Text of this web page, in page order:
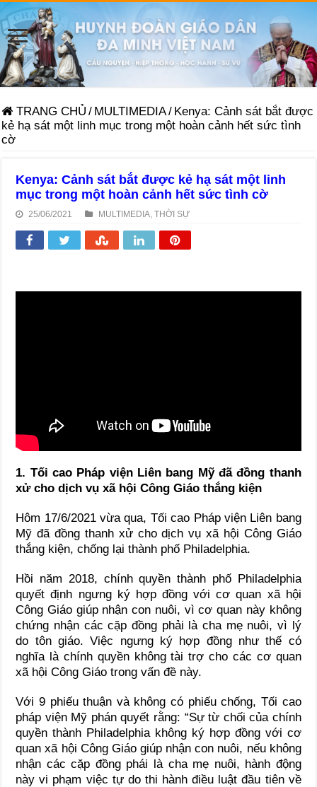
TRANG CHỦ / MULTIMEDIA/ Kenya: Cảnh sát bắt được
kẻ hạ sát một linh mục trong một hoàn cảnh hết sức tình
cờ
Kenya: Cảnh sát bắt được kẻ hạ sát một linh
mục trong một hoàn cảnh hết sức tình cờ
25/06/2021 MULTIMEDIA ,THỜI SỰ
1. Tối cao Pháp viện Liên bang Mỹ đã đồng thanh
xử cho dịch vụ xã hội Công Giáo thắng kiện
Hôm 17/6/2021 vừa qua, Tối cao Pháp viện Liên bang
Mỹ đã đồng thanh xử cho dịch vụ xã hội Công Giáo
thắng kiện, chống lại thành phố Philadelphia.
Hồi năm 2018, chính quyền thành phố Philadelphia
quyết định ngưng ký hợp đồng với cơ quan xã hội
Công Giáo giúp nhận con nuôi, vì cơ quan này không
chứng nhận các cặp đồng phải là cha mẹ nuôi, vì lý
do tôn giáo. Việc ngưng ký hợp đồng như thế có
nghĩa là chính quyền không tài trợ cho các cơ quan
xã hội Công Giáo trong vấn đề này.
Với 9 phiếu thuận và không có phiếu chống, Tối cao
pháp viện Mỹ phán quyết rằng: “Sự từ chối của chính
quyền thành Philadelphia không ký hợp đồng với cơ
quan xã hội Công Giáo giúp nhận con nuôi, nếu không
nhận các cặp đồng phái là cha mẹ nuôi, hành động
này vi phạm việc tự do thi hành điều luật đầu tiên về